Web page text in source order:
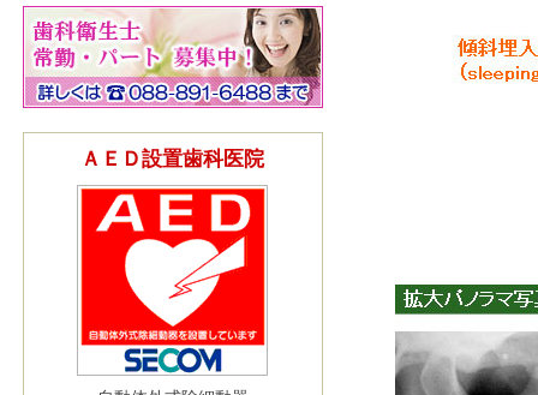
ＡＥＤ設置歯科医院